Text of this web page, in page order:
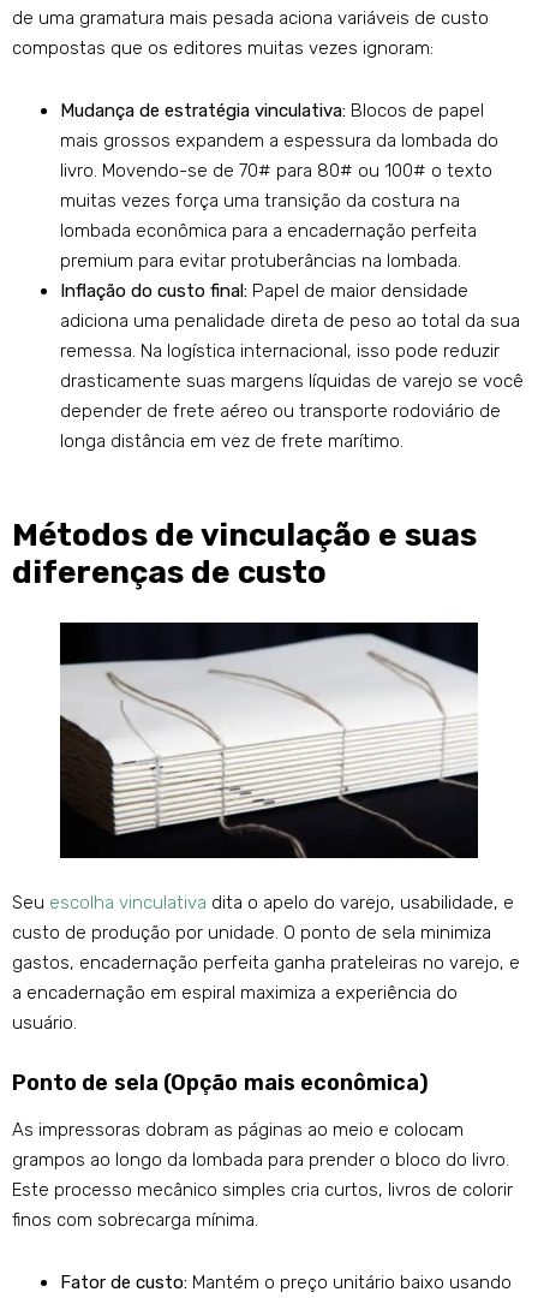
de uma gramatura mais pesada aciona variáveis ​​de custo
compostas que os editores muitas vezes ignoram:
Mudança de estratégia vinculativa: Blocos de papel
mais grossos expandem a espessura da lombada do
livro. Movendo-se de 70# para 80# ou 100# o texto
muitas vezes força uma transição da costura na
lombada econômica para a encadernação perfeita
premium para evitar protuberâncias na lombada.
Inflação do custo final: Papel de maior densidade
adiciona uma penalidade direta de peso ao total da sua
remessa. Na logística internacional, isso pode reduzir
drasticamente suas margens líquidas de varejo se você
depender de frete aéreo ou transporte rodoviário de
longa distância em vez de frete marítimo.
Métodos de vinculação e suas
diferenças de custo
Seu escolha vinculativa dita o apelo do varejo, usabilidade, e
custo de produção por unidade. O ponto de sela minimiza
gastos, encadernação perfeita ganha prateleiras no varejo, e
a encadernação em espiral maximiza a experiência do
usuário.
Ponto de sela (Opção mais econômica)
As impressoras dobram as páginas ao meio e colocam
grampos ao longo da lombada para prender o bloco do livro.
Este processo mecânico simples cria curtos, livros de colorir
finos com sobrecarga mínima.
Fator de custo: Mantém o preço unitário baixo usando